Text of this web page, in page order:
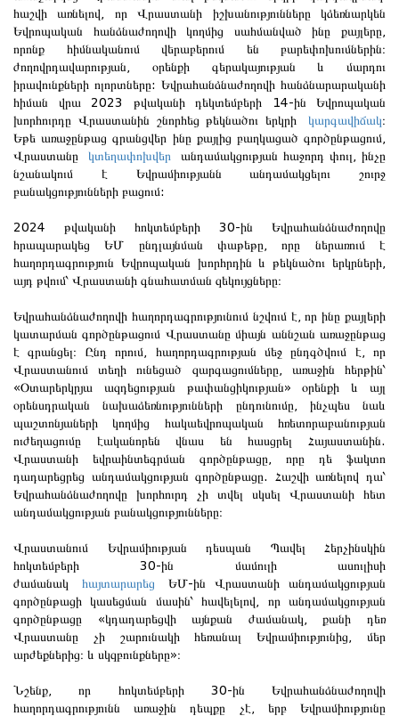
հաշվի առնելով, որ Վրաստանի իշխանությունները կձեռնարկեն
Եվրոպական հանձնաժողովի կողմից սահմանված ինը քայլերը,
որոնք հիմնականում վերաբերում են բարեփոխումներին։
ժողովրդավարության, օրենքի գերակայության և մարդու
իրավունքների ոլորտները: Եվրահանձնաժողովի հանձնարարականի
հիման վրա 2023 թվականի դեկտեմբերի 14-ին Եվրոպական
խորհուրդը Վրաստանին շնորհեց թեկնածու երկրի կարգավիճակ։
Եթե ​​առաջընթաց գրանցվեր ինը քայլից բաղկացած գործընթացում,
Վրաստանը կտեղափոխվեր անդամակցության հաջորդ փուլ, ինչը
նշանակում է Եվրամիությանն անդամակցելու շուրջ
բանակցությունների բացում:
2024 թվականի հոկտեմբերի 30-ին Եվրահանձնաժողովը
հրապարակեց ԵՄ ընդլայնման փաթեթը, որը ներառում է
հաղորդագրություն Եվրոպական խորհրդին և թեկնածու երկրների,
այդ թվում՝ Վրաստանի գնահատման զեկույցները։
Եվրահանձնաժողովի հաղորդագրությունում նշվում է, որ ինը քայլերի
կատարման գործընթացում Վրաստանը միայն աննշան առաջընթաց
է գրանցել։ Ընդ որում, հաղորդագրության մեջ ընդգծվում է, որ
Վրաստանում տեղի ունեցած զարգացումները, առաջին հերթին՝
«Օտարերկրյա ազդեցության թափանցիկության» օրենքի և այլ
օրենսդրական նախաձեռնությունների ընդունումը, ինչպես նաև
պաշտոնյաների կողմից հակաեվրոպական հռետորաբանության
ուժեղացումը էականորեն վնաս են հասցրել Հայաստանին.
Վրաստանի եվրաինտեգրման գործընթացը, որը դե ֆակտո
դադարեցրեց անդամակցության գործընթացը. Հաշվի առնելով դա՝
Եվրահանձնաժողովը խորհուրդ չի տվել սկսել Վրաստանի հետ
անդամակցության բանակցությունները։
Վրաստանում Եվրամիության դեսպան Պավել Հերչինսկին
հոկտեմբերի 30-ին մամուլի ասուլիսի
ժամանակ հայտարարեց ԵՄ-ին Վրաստանի անդամակցության
գործընթացի կասեցման մասին՝ հավելելով, որ անդամակցության
գործընթացը «կդադարեցվի այնքան ժամանակ, քանի դեռ
Վրաստանը չի շարունակի հեռանալ Եվրամիությունից, մեր
արժեքներից։ և սկզբունքները»։
Նշենք, որ հոկտեմբերի 30-ին Եվրահանձնաժողովի
հաղորդագրությունն առաջին դեպքը չէ, երբ Եվրամիությունը